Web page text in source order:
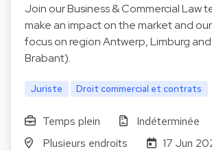
Join our Business & Commercial Law
make an impact on the market and
focus on region Antwerp, Limburg
Brabant).
Juriste Droit commercial et contrats
Temps plein
Indéterminée
Plusieurs endroits
17 Jun